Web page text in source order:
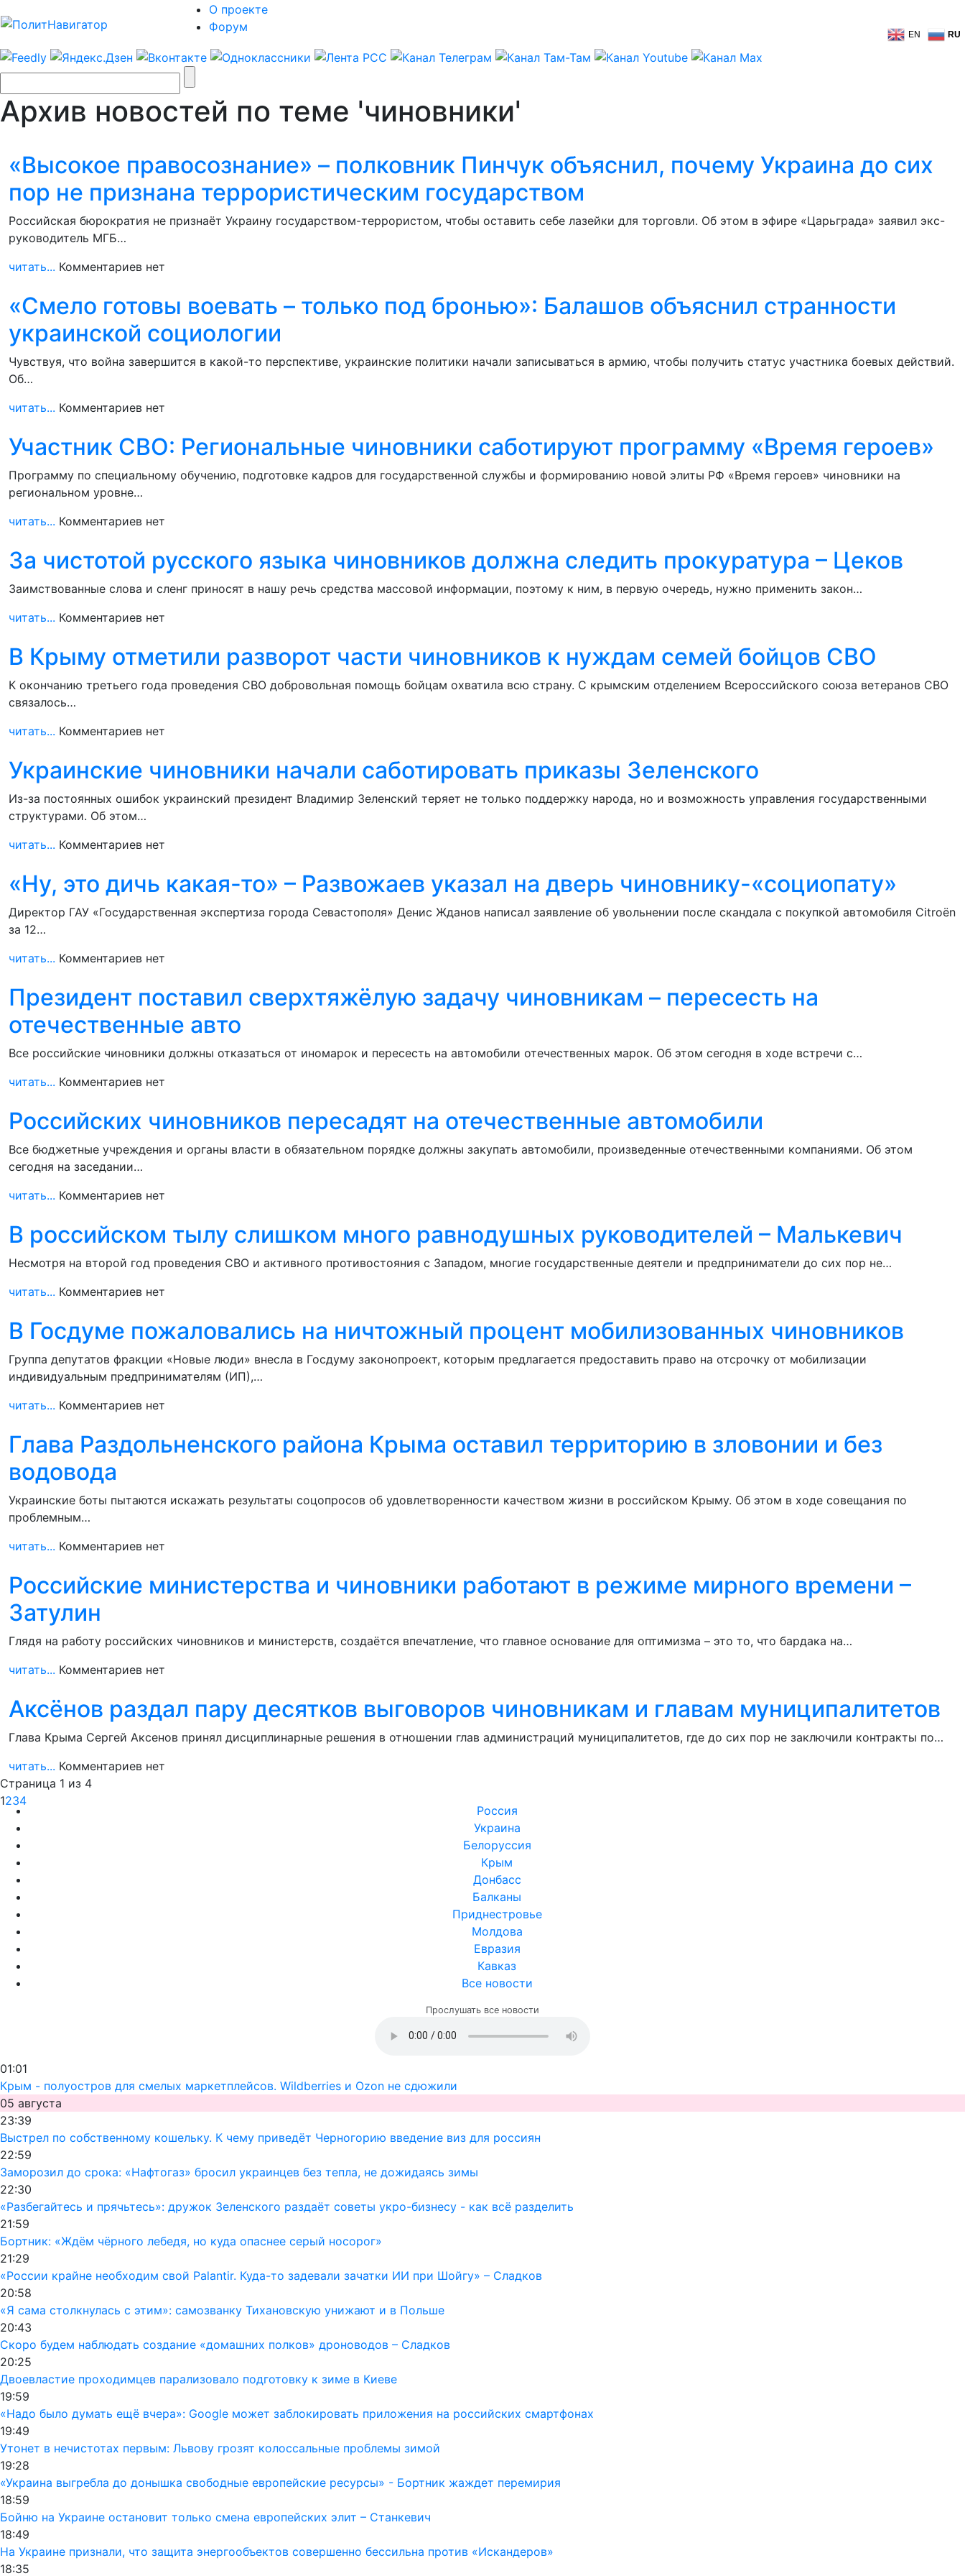
О проекте
Форум
EN RU
Архив новостей по теме 'чиновники'
«Высокое правосознание» – полковник Пинчук объяснил, почему Украина до сих
пор не признана террористическим государством
Российская бюрократия не признаёт Украину государством-террористом, чтобы оставить себе лазейки для торговли. Об этом в эфире «Царьграда» заявил экс-
руководитель МГБ…
читать... Комментариев нет
«Смело готовы воевать – только под бронью»: Балашов объяснил странности
украинской социологии
Чувствуя, что война завершится в какой-то перспективе, украинские политики начали записываться в армию, чтобы получить статус участника боевых действий.
Об…
читать... Комментариев нет
Участник СВО: Региональные чиновники саботируют программу «Время героев»
Программу по специальному обучению, подготовке кадров для государственной службы и формированию новой элиты РФ «Время героев» чиновники на
региональном уровне…
читать... Комментариев нет
За чистотой русского языка чиновников должна следить прокуратура – Цеков
Заимствованные слова и сленг приносят в нашу речь средства массовой информации, поэтому к ним, в первую очередь, нужно применить закон…
читать... Комментариев нет
В Крыму отметили разворот части чиновников к нуждам семей бойцов СВО
К окончанию третьего года проведения СВО добровольная помощь бойцам охватила всю страну. С крымским отделением Всероссийского союза ветеранов СВО
связалось…
читать... Комментариев нет
Украинские чиновники начали саботировать приказы Зеленского
Из-за постоянных ошибок украинский президент Владимир Зеленский теряет не только поддержку народа, но и возможность управления государственными
структурами. Об этом…
читать... Комментариев нет
«Ну, это дичь какая-то» – Развожаев указал на дверь чиновнику-«социопату»
Директор ГАУ «Государственная экспертиза города Севастополя» Денис Жданов написал заявление об увольнении после скандала с покупкой автомобиля Citroën
за 12…
читать... Комментариев нет
Президент поставил сверхтяжёлую задачу чиновникам – пересесть на
отечественные авто
Все российские чиновники должны отказаться от иномарок и пересесть на автомобили отечественных марок. Об этом сегодня в ходе встречи с…
читать... Комментариев нет
Российских чиновников пересадят на отечественные автомобили
Все бюджетные учреждения и органы власти в обязательном порядке должны закупать автомобили, произведенные отечественными компаниями. Об этом
сегодня на заседании…
читать... Комментариев нет
В российском тылу слишком много равнодушных руководителей – Малькевич
Несмотря на второй год проведения СВО и активного противостояния с Западом, многие государственные деятели и предприниматели до сих пор не…
читать... Комментариев нет
В Госдуме пожаловались на ничтожный процент мобилизованных чиновников
Группа депутатов фракции «Новые люди» внесла в Госдуму законопроект, которым предлагается предоставить право на отсрочку от мобилизации
индивидуальным предпринимателям (ИП),…
читать... Комментариев нет
Глава Раздольненского района Крыма оставил территорию в зловонии и без
водовода
Украинские боты пытаются искажать результаты соцопросов об удовлетворенности качеством жизни в российском Крыму. Об этом в ходе совещания по
проблемным…
читать... Комментариев нет
Российские министерства и чиновники работают в режиме мирного времени –
Затулин
Глядя на работу российских чиновников и министерств, создаётся впечатление, что главное основание для оптимизма – это то, что бардака на…
читать... Комментариев нет
Аксёнов раздал пару десятков выговоров чиновникам и главам муниципалитетов
Глава Крыма Сергей Аксенов принял дисциплинарные решения в отношении глав администраций муниципалитетов, где до сих пор не заключили контракты по…
читать... Комментариев нет
Страница 1 из 4
1234
Россия
Украина
Белоруссия
Крым
Донбасс
Балканы
Приднестровье
Молдова
Евразия
Кавказ
Все новости
Прослушать все новости
01:01
Крым - полуостров для смелых маркетплейсов. Wildberries и Ozon не сдюжили
05 августа
23:39
Выстрел по собственному кошельку. К чему приведёт Черногорию введение виз для россиян
22:59
Заморозил до срока: «Нафтогаз» бросил украинцев без тепла, не дожидаясь зимы
22:30
«Разбегайтесь и прячьтесь»: дружок Зеленского раздаёт советы укро-бизнесу - как всё разделить
21:59
Бортник: «Ждём чёрного лебедя, но куда опаснее серый носорог»
21:29
«России крайне необходим свой Palantir. Куда-то задевали зачатки ИИ при Шойгу» – Сладков
20:58
«Я сама столкнулась с этим»: самозванку Тихановскую унижают и в Польше
20:43
Скоро будем наблюдать создание «домашних полков» дроноводов – Сладков
20:25
Двоевластие проходимцев парализовало подготовку к зиме в Киеве
19:59
«Надо было думать ещё вчера»: Google может заблокировать приложения на российских смартфонах
19:49
Утонет в нечистотах первым: Львову грозят колоссальные проблемы зимой
19:28
«Украина выгребла до донышка свободные европейские ресурсы» - Бортник жаждет перемирия
18:59
Бойню на Украине остановит только смена европейских элит – Станкевич
18:49
На Украине признали, что защита энергообъектов совершенно бессильна против «Искандеров»
18:35